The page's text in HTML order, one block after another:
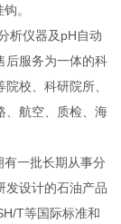
。
析仪器及pH自动
后服务为一体的科
校、科研院所、
、航空、质检、海
一批长期从事分
发设计的石油产品
T等国际标准和